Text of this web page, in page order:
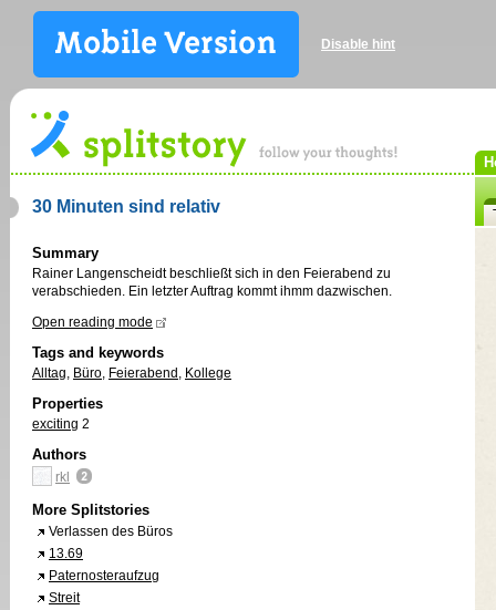
Disable hint
30 Minuten sind relativ
Summary
Rainer Langenscheidt beschließt sich in den Feierabend zu
verabschieden. Ein letzter Auftrag kommt ihmm dazwischen.
Open reading mode
Tags and keywords
Alltag, Büro, Feierabend , Kollege
Properties
exciting 2
Authors
rkl
More Splitstories
Verlassen des Büros
13.69
Paternosteraufzug
Streit